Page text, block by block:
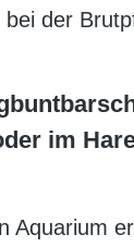
der
im
Aquarium